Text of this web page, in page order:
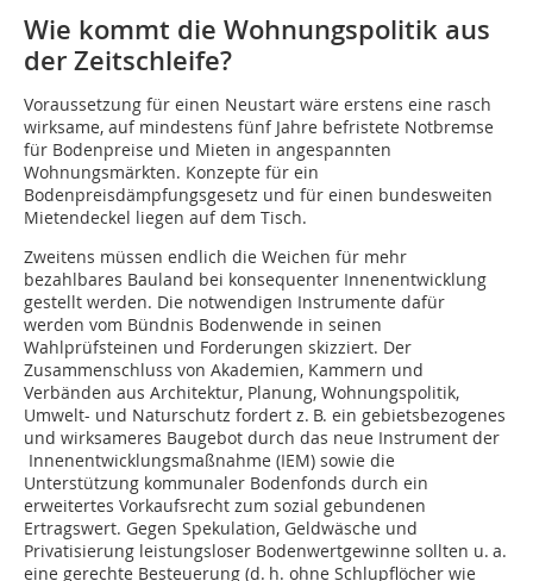
Wie kommt die Wohnungspolitik aus
der Zeitschleife?
Voraussetzung für einen Neustart wäre erstens eine rasch
wirksame, auf mindestens fünf Jahre befristete Notbremse
für Bodenpreise und Mieten in angespannten
Wohnungsmärkten. Konzepte für ein
Bodenpreisdämpfungsgesetz und für einen bundesweiten
Mietendeckel liegen auf dem Tisch.
Zweitens müssen endlich die Weichen für mehr
bezahlbares Bauland bei konsequenter Innen­entwicklung
gestellt werden. Die notwendigen Instrumente dafür
werden vom Bündnis Bo­denwende in seinen
Wahlprüfsteinen und Fo­rderungen skizziert. Der
Zusammenschluss von Akademien, Kammern und
Verbänden aus Ar­chitektur, Planung, Wohnungspolitik,
Umwelt- und Naturschutz fordert z. B. ein gebietsbezogenes
und wirksameres Baugebot durch das neue ­Instrument der
Innenentwicklungsmaßnahme (IEM) sowie die
Unterstützung kommunaler Bodenfonds durch ein
erweitertes Vorkaufsrecht zum sozial gebundenen
Ertragswert. Gegen Spekulation, Geldwäsche und
Privatisierung leistungsloser Bodenwertgewinne sollten u. a.
eine gerechte Besteuerung (d. h. ohne Schlupflöcher wie